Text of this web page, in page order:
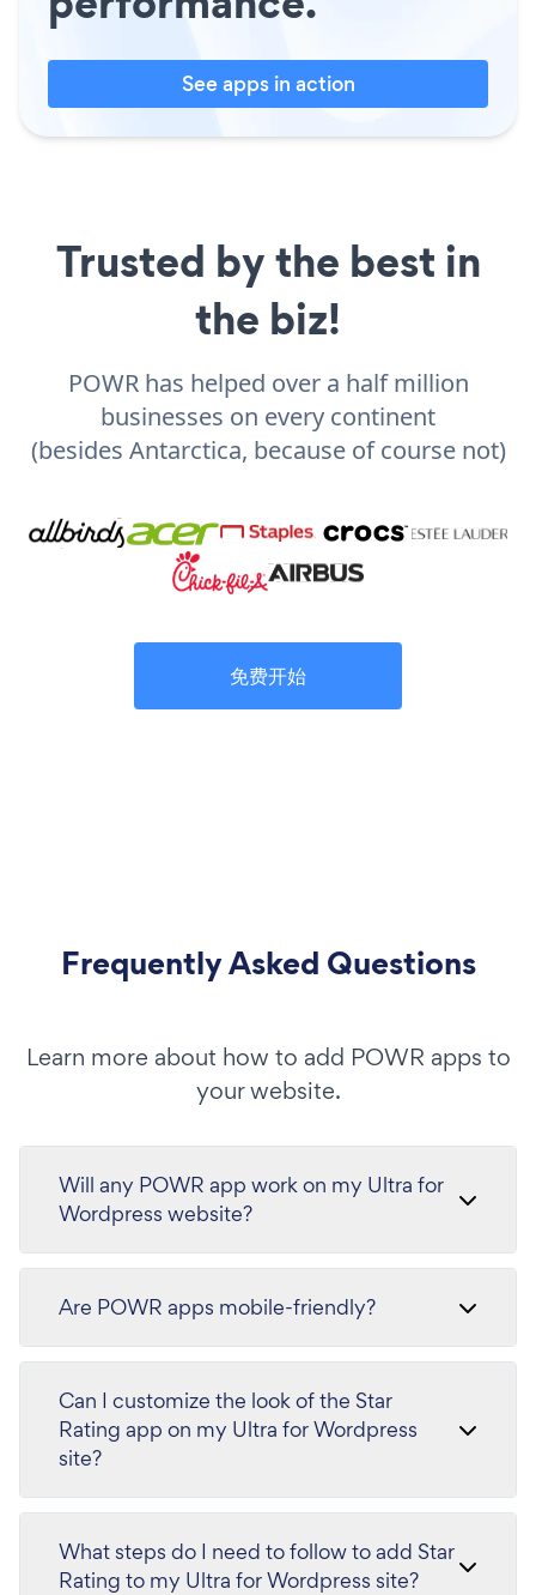
See apps in action
Trusted by the best in
the biz!
POWR has helped over a half million
businesses on every continent
(besides Antarctica, because of course not)
免费开始
Frequently Asked Questions
Learn more about how to add POWR apps to
your website.
Will any POWR app work on my Ultra for
Wordpress website?
Are POWR apps mobile-friendly?
Can I customize the look of the Star
Rating app on my Ultra for Wordpress
site?
What steps do I need to follow to add Star
Rating to my Ultra for Wordpress site?